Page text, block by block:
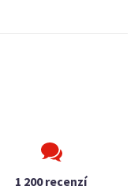
1 200 recenzí